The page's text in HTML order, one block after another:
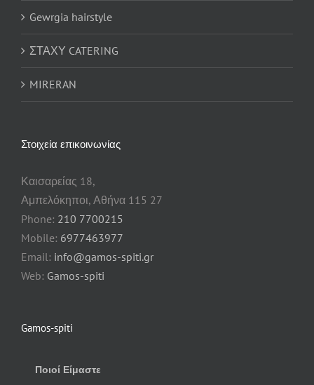
Gewrgia hairstyle
ΣΤΑΧΥ CATERING
MIRERAN
Στοιχεία επικοινωνίας
Καισαρείας 18,
Αμπελόκηποι, Αθήνα 115 27
Phone: 210 7700215
Mobile: 6977463977
Email: info@gamos-spiti.gr
Web: Gamos-spiti
Gamos-spiti
Ποιοί Είμαστε